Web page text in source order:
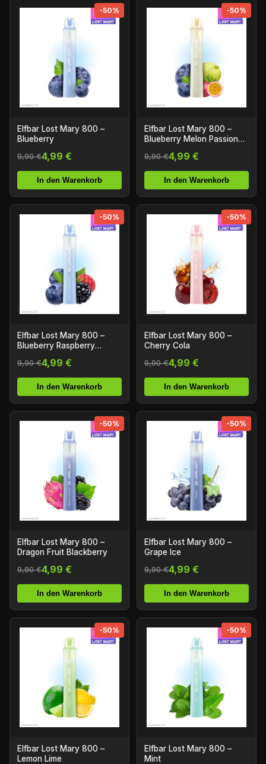
-50%
Elfbar Lost Mary 800 –
Blueberry
9,90 €4,99 €
In den Warenkorb
-50%
Elfbar Lost Mary 800 –
Blueberry Melon Passion
9,90 €4,99 €
In den Warenkorb
-50%
Elfbar Lost Mary 800 –
Blueberry Raspberry
9,90 €4,99 €
In den Warenkorb
-50%
Elfbar Lost Mary 800 –
Cherry Cola
9,90 €4,99 €
In den Warenkorb
-50%
Elfbar Lost Mary 800 –
Dragon Fruit Blackberry
9,90 €4,99 €
In den Warenkorb
-50%
Elfbar Lost Mary 800 –
Grape Ice
9,90 €4,99 €
In den Warenkorb
-50%
Elfbar Lost Mary 800 –
Lemon Lime
-50%
Elfbar Lost Mary 800 –
Mint